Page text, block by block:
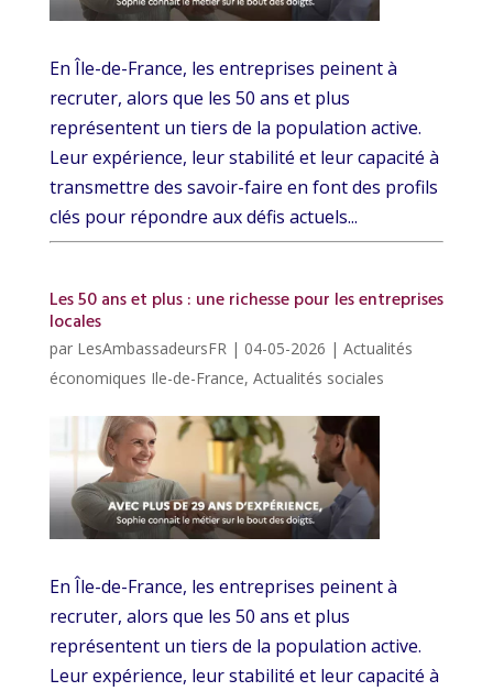
En Île-de-France, les entreprises peinent à
recruter, alors que les 50 ans et plus
représentent un tiers de la population active.
Leur expérience, leur stabilité et leur capacité à
transmettre des savoir-faire en font des profils
clés pour répondre aux défis actuels...
Les 50 ans et plus : une richesse pour les entreprises
locales
par LesAmbassadeursFR | 04-05-2026 | Actualités
économiques Ile-de-France, Actualités sociales
En Île-de-France, les entreprises peinent à
recruter, alors que les 50 ans et plus
représentent un tiers de la population active.
Leur expérience, leur stabilité et leur capacité à